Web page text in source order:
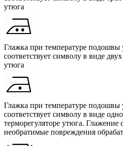
утюга
Глажка при температуре подошвы
соответствует символу в виде
утюга
Глажка при температуре подошвы
соответствует символу в виде
терморегуляторе утюга. Глажение
необратимые повреждения